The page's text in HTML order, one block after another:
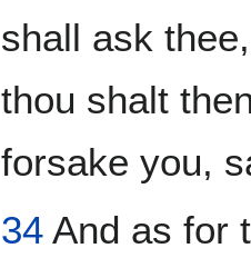
shall ask
thou shalt
forsake you,
34 And as for